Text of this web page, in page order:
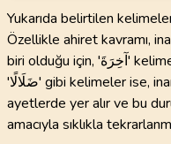
Yukarıda belirtilen
Özellikle ahiret kavramı,
biri olduğu için, 'آخِرَةَ' kelimesi sıklıkla kullanılmaktadır. 'عَذَابًا' ve
'ضَلَالًا' gibi kelimeler ise, inançsızlığın getirdiği sonuçları anlatan
ayetlerde yer alır ve bu
amacıyla sıklıkla